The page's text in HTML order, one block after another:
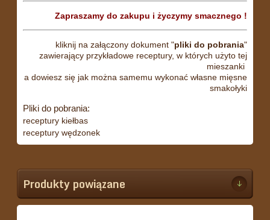
Zapraszamy do zakupu i życzymy smacznego !
kliknij na załączony dokument "pliki do pobrania"
zawierający przykładowe receptury, w których użyto tej
mieszanki
a dowiesz się jak można samemu wykonać własne mięsne
smakołyki
Pliki do pobrania:
receptury kiełbas
receptury wędzonek
Produkty powiązane